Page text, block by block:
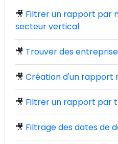
🎥 Filtrer un rapport par
secteur vertical
🎥 Trouver des
🎥 Création d'un rapport
🎥 Filtrer un rapport par
🎥 Filtrage des dates de